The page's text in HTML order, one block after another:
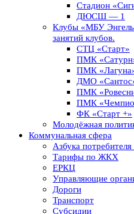
Стадион
ДЮСШ — 1
Клубы «МБУ
занятий клубов.
СТЦ «Старт»
ПМК
ПМК
ДМО
ПМК
ПМК
ФК «Старт +»
Молодёжная
Коммунальная сфера
Азбука
Тарифы по ЖКХ
ЕРКЦ
Управляющие
Дороги
Транспорт
Субсидии